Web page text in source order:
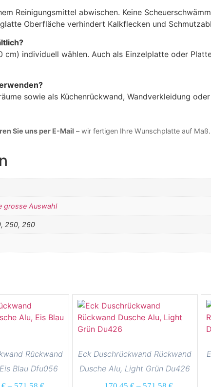
Reinigungsmittel abwischen. Keine
Oberfläche verhindert Kalkflecken und
cm) individuell wählen. Auch als Einzelplatte oder
sowie als Küchenrückwand, Wandverkleidung
Sie uns per E-Mail – wir fertigen Ihre Wunschplatte auf Maß.
grosse Auswahl
250, 260
Rückwand
Blau Dfu056
Eck Duschrückwand Rückwand
Dusche Alu, Light Grün Du426